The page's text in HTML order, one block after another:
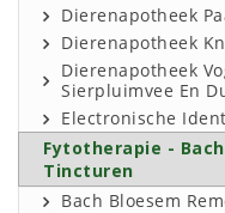
Dierenapotheek
Dierenapotheek
Dierenapotheek
Sierpluimvee En
Electronische
Fytotherapie -
Tincturen
Bach Bloesem